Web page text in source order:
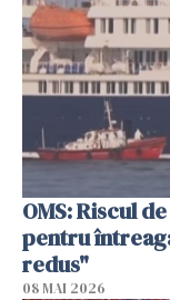
OMS: Riscul
pentru
redus"
08 MAI 2026